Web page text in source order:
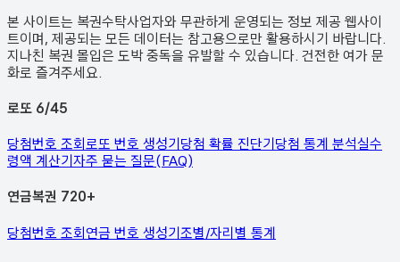
본 사이트는 복권수탁사업자와 무관하게 운영되는 정보 제공 웹사이
트이며, 제공되는 모든 데이터는 참고용으로만 활용하시기 바랍니다.
지나친 복권 몰입은 도박 중독을 유발할 수 있습니다. 건전한 여가 문
화로 즐겨주세요.
로또 6/45
당첨번호 조회로또 번호 생성기당첨 확률 진단기당첨 통계 분석실수
령액 계산기자주 묻는 질문(FAQ)
연금복권 720+
당첨번호 조회연금 번호 생성기조별/자리별 통계